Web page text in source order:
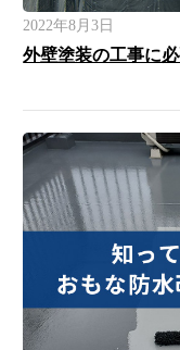
2022年8月3日
外壁塗装の工事に